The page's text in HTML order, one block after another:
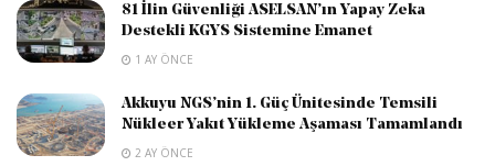
81 İlin Güvenliği ASELSAN’ın Yapay Zeka
Destekli KGYS Sistemine Emanet
1 AY ÖNCE
Akkuyu NGS’nin 1. Güç Ünitesinde Temsili
Nükleer Yakıt Yükleme Aşaması Tamamlandı
2 AY ÖNCE